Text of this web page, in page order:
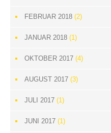
FEBRUAR 2018 (2)
JANUAR 2018 (1)
OKTOBER 2017 (4)
AUGUST 2017 (3)
JULI 2017 (1)
JUNI 2017 (1)